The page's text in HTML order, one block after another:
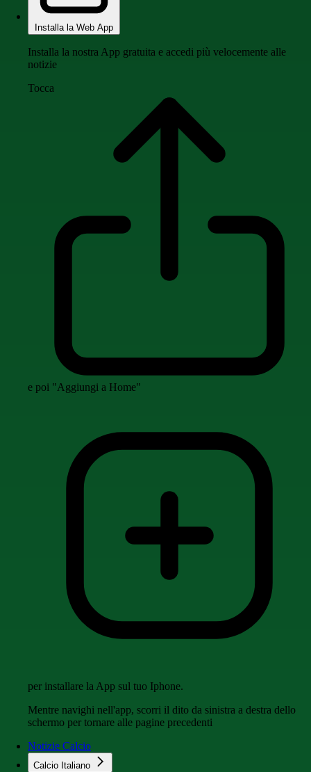
Installa la Web App
Installa la nostra App gratuita e accedi più velocemente alle
notizie
Tocca
e poi "Aggiungi a Home"
per installare la App sul tuo Iphone.
Mentre navighi nell'app, scorri il dito da sinistra a destra dello
schermo per tornare alle pagine precedenti
Notizie Calcio
Calcio Italiano